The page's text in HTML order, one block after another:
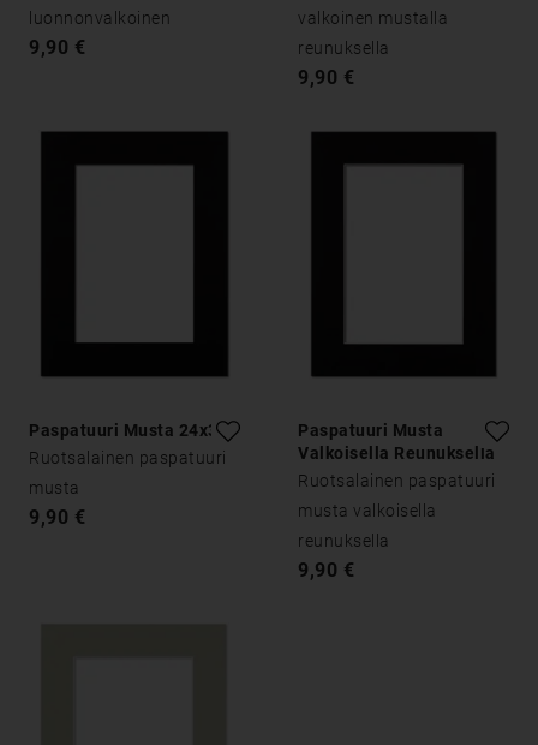
luonnonvalkoinen
9,90 €
valkoinen mustalla
reunuksella
9,90 €
Paspatuuri Musta 24x30
Ruotsalainen paspatuuri
musta
9,90 €
Paspatuuri Musta
Valkoisella Reunuksella
24x30
Ruotsalainen paspatuuri
musta valkoisella
reunuksella
9,90 €